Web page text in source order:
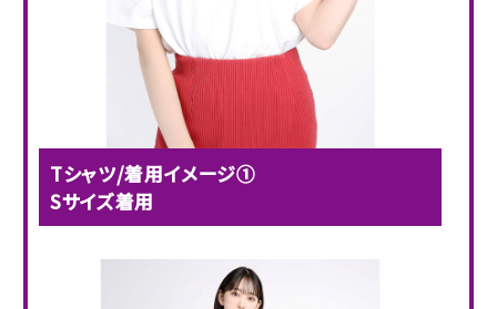
Tシャツ/着用イメージ①
Sサイズ着用